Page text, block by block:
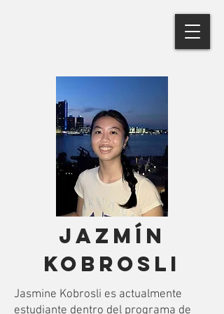
Jazmín
kobrosli
Jasmine Kobrosli es actualmente
estudiante dentro del programa de